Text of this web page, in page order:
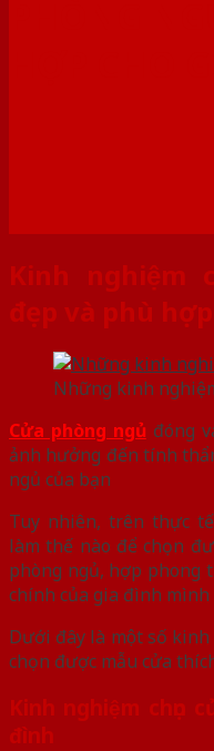
Kinh nghiệm
đẹp và phù
Những kinh
Cửa phòng ngủ đóng
ảnh hưởng đến tính
ngủ của bạn
Tuy nhiên, trên thực
làm thế nào để chọn
phòng ngủ, hợp phong
chính của gia đình mình
Dưới đây là một số
chọn được mẫu cửa
Kinh nghiệm chọn
đình